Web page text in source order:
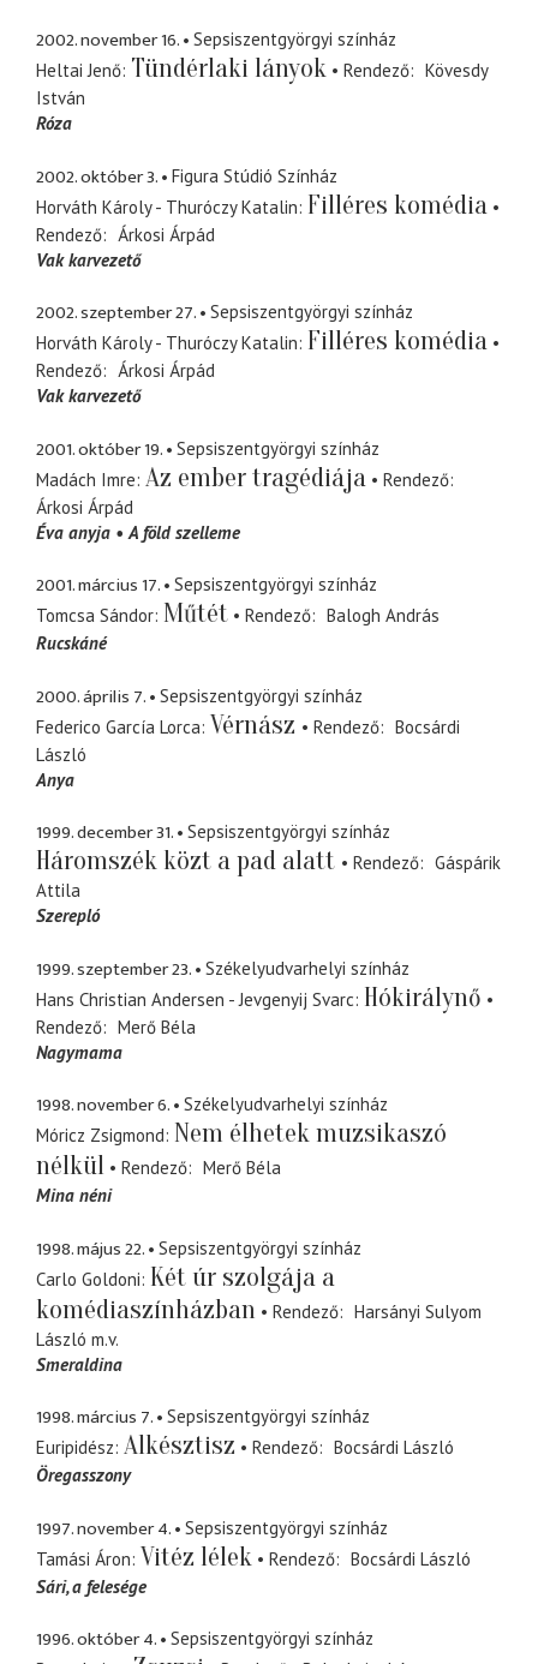
2002. november 16.
Sepsiszentgyörgyi színház
Heltai Jenő Tündérlaki lányok Rendező
Kövesdy
István
Róza
2002. október 3.
Figura Stúdió Színház
Horváth Károly - Thuróczy Katalin Filléres komédia
Rendező
Árkosi Árpád
Vak karvezető
2002. szeptember 27.
Sepsiszentgyörgyi színház
Horváth Károly - Thuróczy Katalin Filléres komédia
Rendező
Árkosi Árpád
Vak karvezető
2001. október 19.
Sepsiszentgyörgyi színház
Madách Imre Az ember tragédiája
Rendező
Árkosi Árpád
Éva anyja
A föld szelleme
2001. március 17.
Sepsiszentgyörgyi színház
Tomcsa Sándor Műtét Rendező
Balogh András
Rucskáné
2000. április 7.
Sepsiszentgyörgyi színház
Federico García Lorca Vérnász Rendező
Bocsárdi
László
Anya
1999. december 31. Sepsiszentgyörgyi színház
Háromszék közt a pad alatt Rendező
Gáspárik
Attila
Szerepló
1999. szeptember 23.
Székelyudvarhelyi színház
Hans Christian Andersen - Jevgenyij Svarc Hókirálynő
Rendező
Merő Béla
Nagymama
1998. november 6.
Székelyudvarhelyi színház
Móricz Zsigmond Nem élhetek muzsikaszó
nélkül
Rendező
Merő Béla
Mina néni
1998. május 22.
Sepsiszentgyörgyi színház
Carlo Goldoni Két úr szolgája a
komédiaszínházban
Rendező
Harsányi Sulyom
László m.v.
Smeraldina
1998. március 7.
Sepsiszentgyörgyi színház
Euripidész Alkésztisz Rendező
Bocsárdi László
Öregasszony
1997. november 4.
Sepsiszentgyörgyi színház
Tamási Áron Vitéz lélek Rendező
Bocsárdi László
Sári a felesége
1996. október 4.
Sepsiszentgyörgyi színház